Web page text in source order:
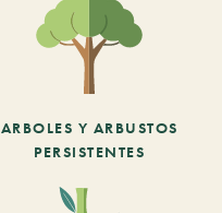
ARBOLES Y ARBUSTOS
PERSISTENTES